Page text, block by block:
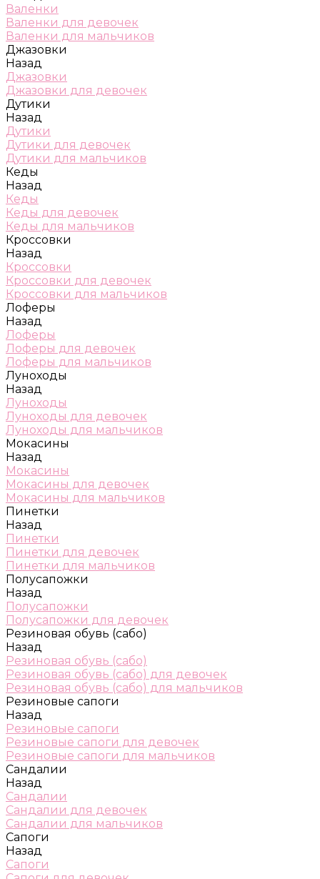
Валенки
Валенки для девочек
Валенки для мальчиков
Джазовки
Назад
Джазовки
Джазовки для девочек
Дутики
Назад
Дутики
Дутики для девочек
Дутики для мальчиков
Кеды
Назад
Кеды
Кеды для девочек
Кеды для мальчиков
Кроссовки
Назад
Кроссовки
Кроссовки для девочек
Кроссовки для мальчиков
Лоферы
Назад
Лоферы
Лоферы для девочек
Лоферы для мальчиков
Луноходы
Назад
Луноходы
Луноходы для девочек
Луноходы для мальчиков
Мокасины
Назад
Мокасины
Мокасины для девочек
Мокасины для мальчиков
Пинетки
Назад
Пинетки
Пинетки для девочек
Пинетки для мальчиков
Полусапожки
Назад
Полусапожки
Полусапожки для девочек
Резиновая обувь (сабо)
Назад
Резиновая обувь (сабо)
Резиновая обувь (сабо) для девочек
Резиновая обувь (сабо) для мальчиков
Резиновые сапоги
Назад
Резиновые сапоги
Резиновые сапоги для девочек
Резиновые сапоги для мальчиков
Сандалии
Назад
Сандалии
Сандалии для девочек
Сандалии для мальчиков
Сапоги
Назад
Сапоги